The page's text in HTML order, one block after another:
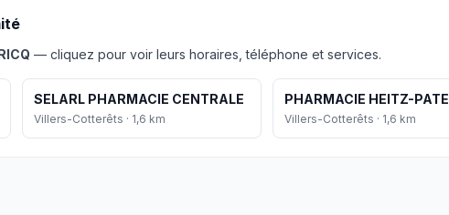
— cliquez pour voir leurs horaires, téléphone et services.
SELARL PHARMACIE CENTRALE
Villers-Cotterêts · 1,6 km
PHARMACIE HEITZ-PATE
Villers-Cotterêts · 1,6 km